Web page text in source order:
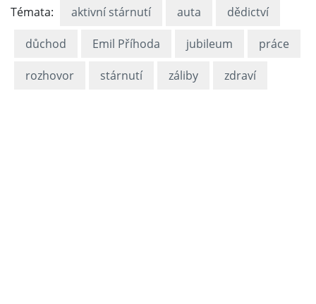
Témata: aktivní stárnutí auta dědictví
důchod Emil Příhoda jubileum práce
rozhovor stárnutí záliby zdraví